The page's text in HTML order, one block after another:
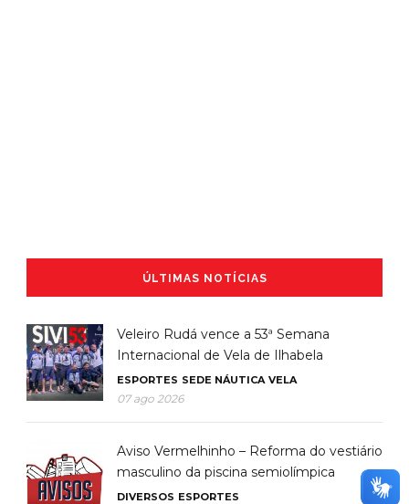
ÚLTIMAS NOTÍCIAS
Veleiro Rudá vence a 53ª Semana
Internacional de Vela de Ilhabela
ESPORTES SEDE NÁUTICA VELA
07 ago 2026
Aviso Vermelhinho – Reforma do vestiário
masculino da piscina semiolímpica
DIVERSOS ESPORTES